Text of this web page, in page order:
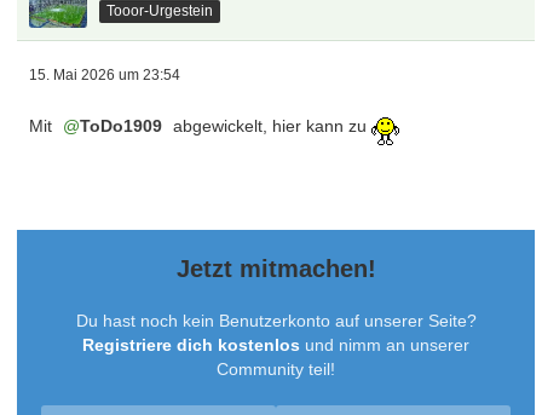
Tooor-Urgestein
15. Mai 2026 um 23:54
Mit ToDo1909 abgewickelt, hier kann zu
Jetzt mitmachen!
Du hast noch kein Benutzerkonto auf unserer Seite?
Registriere dich kostenlos und nimm an unserer
Community teil!